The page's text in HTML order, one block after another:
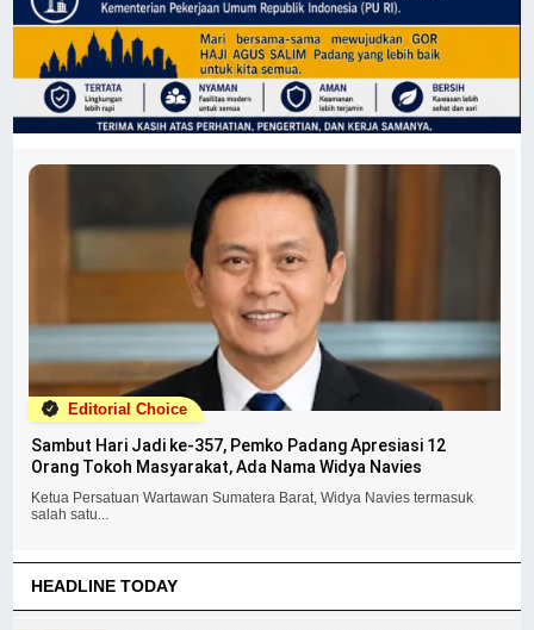
Editorial Choice
Sambut Hari Jadi ke-357, Pemko Padang Apresiasi 12
Orang Tokoh Masyarakat, Ada Nama Widya Navies
Ketua Persatuan Wartawan Sumatera Barat, Widya Navies termasuk
salah satu...
HEADLINE TODAY